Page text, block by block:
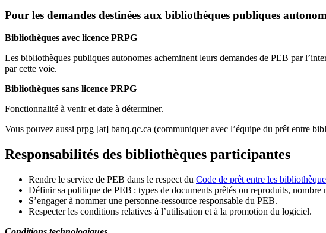
Pour les demandes destinées aux bibliothèques publiques
Bibliothèques avec licence PRPG
Les bibliothèques publiques autonomes acheminent leurs demandes de PEB par
par cette voie.
Bibliothèques sans licence PRPG
Fonctionnalité à venir et date à déterminer.
Vous pouvez aussi prpg [at] banq.qc.ca (communiquer avec l’équipe du prêt entre
Responsabilités des bibliothèques participantes
Rendre le service de PEB dans le respect du Code de prêt entre les
Définir sa politique de PEB : types de documents prêtés ou reproduits,
S’engager à nommer une personne-ressource responsable du PEB.
Respecter les conditions relatives à l’utilisation et à la promotion du logiciel.